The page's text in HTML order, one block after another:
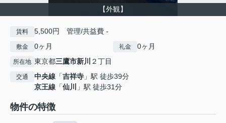
【外観】
賃料 5,500円 管理/共益費 -
敷金 0ヶ月 礼金 0ヶ月
所在地 東京都三鷹市新川 ２丁目
交通 中央線 「吉祥寺 」駅 徒歩39分
京王線 「仙川 」駅 徒歩31分
物件の特徴